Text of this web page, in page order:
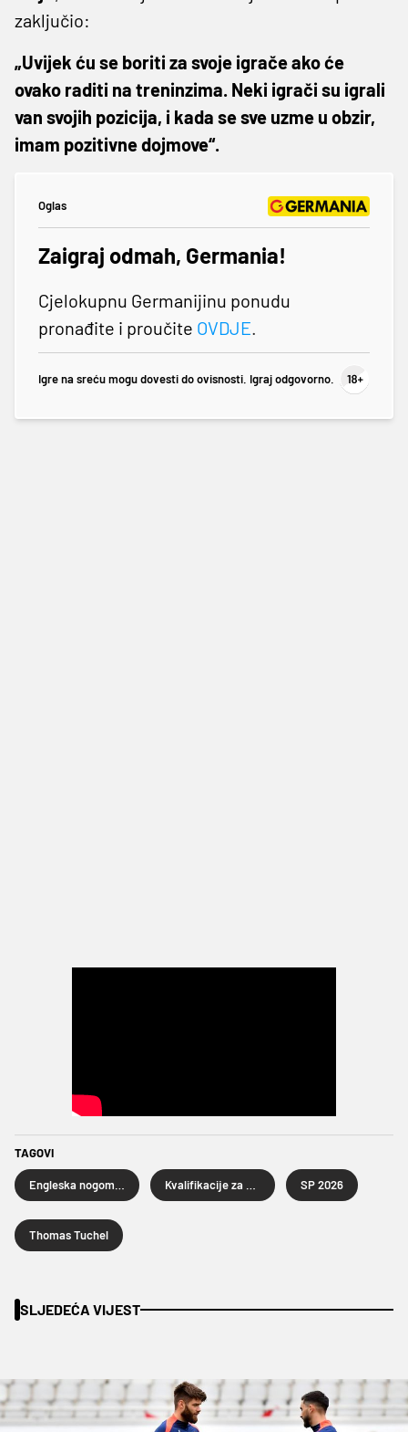
zaključio:
„Uvijek ću se boriti za svoje igrače ako će
ovako raditi na treninzima. Neki igrači su igrali
van svojih pozicija, i kada se sve uzme u obzir,
imam pozitivne dojmove“.
Oglas
Zaigraj odmah, Germania!
Cjelokupnu Germanijinu ponudu
pronađite i proučite OVDJE.
Igre na sreću mogu dovesti do ovisnosti. Igraj odgovorno.
TAGOVI
SP 2026
Thomas Tuchel
SLJEDEĆA VIJEST